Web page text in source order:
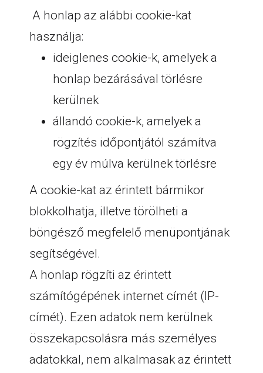
A honlap az alábbi cookie-kat
használja:
ideiglenes cookie-k, amelyek a
honlap bezárásával törlésre
kerülnek
állandó cookie-k, amelyek a
rögzítés időpontjától számítva
egy év múlva kerülnek törlésre
A cookie-kat az érintett bármikor
blokkolhatja, illetve törölheti a
böngésző megfelelő menüpontjának
segítségével.
A honlap rögzíti az érintett
számítógépének internet címét (IP-
címét). Ezen adatok nem kerülnek
összekapcsolásra más személyes
adatokkal, nem alkalmasak az érintett